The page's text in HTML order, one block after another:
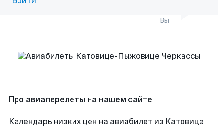
Вы
Про авиаперелеты на нашем сайте
Календарь низких цен на авиабилет из Катовице